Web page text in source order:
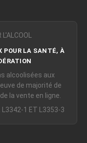
POUR LA SANTÉ, À
alcoolisées aux
de majorité de
la vente en ligne.
L3342-1 ET L3353-3